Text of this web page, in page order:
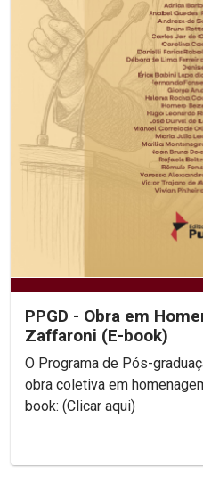
PPGD - Obra em
Zaffaroni (E-book)
O Programa de Pós-
obra coletiva em
book: (Clicar aqui)